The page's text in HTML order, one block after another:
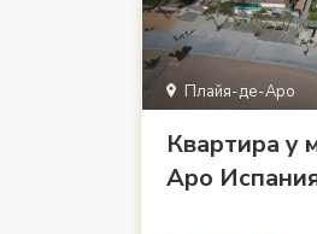
Плайя-де-Аро
Квартира у
Аро